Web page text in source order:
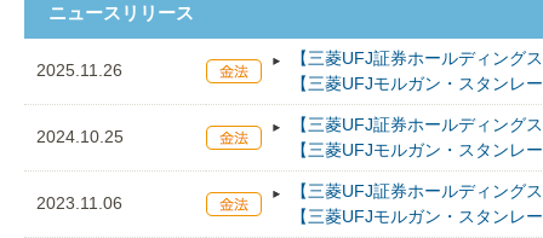
ニュースリリース
2025.11.26
【三菱UFJ証券ホールディング
【三菱UFJモルガン・スタンレ
2024.10.25
【三菱UFJ証券ホールディング
【三菱UFJモルガン・スタンレ
2023.11.06
【三菱UFJ証券ホールディング
【三菱UFJモルガン・スタンレ